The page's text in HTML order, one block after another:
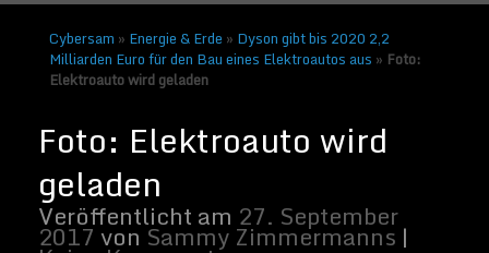
Cybersam » Energie & Erde » Dyson gibt bis 2020 2,2
Milliarden Euro für den Bau eines Elektroautos aus » Foto:
Elektroauto wird geladen
Foto: Ein Elektroauto wird geladen | Bild
von Pixabay